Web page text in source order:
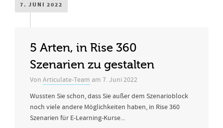
7. JUNI 2022
5 Arten, in Rise 360
Szenarien zu gestalten
Von Articulate-Team am 7. Juni 2022
Wussten Sie schon, dass Sie außer dem Szenarioblock
noch viele andere Möglichkeiten haben, in Rise 360
Szenarien für E-Learning-Kurse...